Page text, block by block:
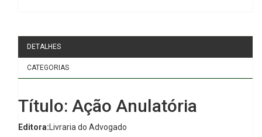
DETALHES
CATEGORIAS
Título: Ação Anulatória
Editora:Livraria do Advogado